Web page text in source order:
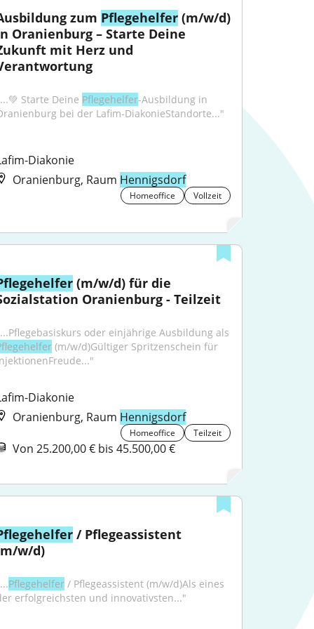
zum Pflegehelfer (m/w/d)
Oranienburg – Starte Deine
mit Herz und
Starte Deine Pflegehelfer-Ausbildung in
bei der Lafim-DiakonieStandorte..."
Diakonie
Oranienburg, Raum Hennigsdorf
Homeoffice Vollzeit
(m/w/d) für die
Oranienburg - Teilzeit
(m/w/d)Gültiger Spritzenschein für
Diakonie
Oranienburg, Raum Hennigsdorf
Homeoffice Teilzeit
Von 25.200,00 € bis 45.500,00 €
/ Pflegeassistent
w/d)
Pflegehelfer / Pflegeassistent (m/w/d)Als eines
erfolgreichsten und innovativsten..."